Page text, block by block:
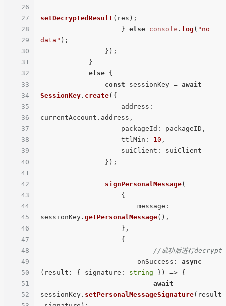
26
27
28
29
30
31
32
33
34
35
36
37
38
39
40
41
42
43
44
45
46
47
48
49
50
51
52
setDecryptedResult (res);
} else console . log ( "no
data" );
});
}
else {
const sessionKey = await
SessionKey . create({
address :
currentAccount. address ,
packageId : packageID,
ttlMin : 10 ,
suiClient : suiClient
});
signPersonalMessage(
{
message :
sessionKey. getPersonalMessage(),
},
{
//成功后进行decrypt
onSuccess : async
( result : { signature : string }) => {
await
sessionKey. setPersonalMessageSignature(result